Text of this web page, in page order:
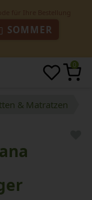
SOMMER
0
& Matratzen